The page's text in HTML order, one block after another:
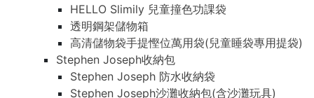
HELLO Slimily 兒童撞色功課袋
透明鋼架儲物箱
高清儲物袋手提慳位萬用袋(兒童睡袋專用提袋)
Stephen Joseph收納包
Stephen Joseph 防水收納袋
Stephen Joseph沙灘收納包(含沙灘玩具)